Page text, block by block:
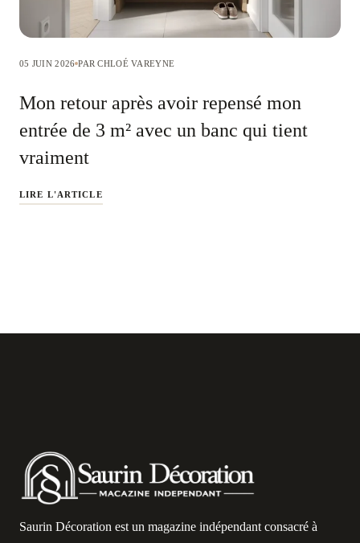
05 JUIN 2026 PAR CHLOÉ VAREYNE
Mon retour après avoir repensé mon
entrée de 3 m² avec un banc qui tient
vraiment
LIRE L'ARTICLE
Saurin Décoration est un magazine indépendant consacré à